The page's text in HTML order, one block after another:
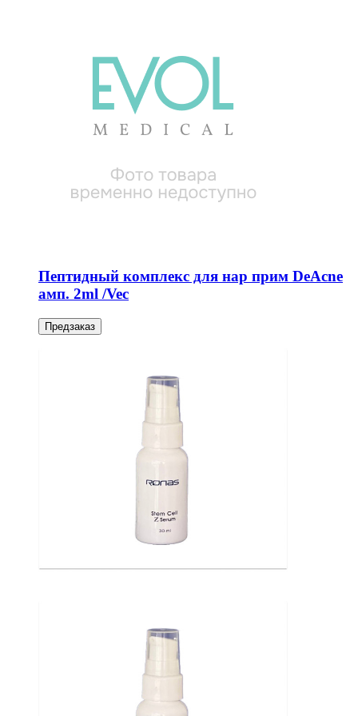
Пептидный комплекс для нар прим DeAcne
амп. 2ml /Vec
Предзаказ